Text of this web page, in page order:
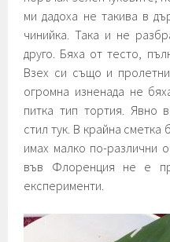
ми дадоха не такива в
чинийка. Така и не
друго. Бяха от тесто,
Взех си също и
огромна изненада не
питка тип тортия. Явно
стил тук. В крайна сметка
имах малко по-различни
във Флоренция не е
експерименти.